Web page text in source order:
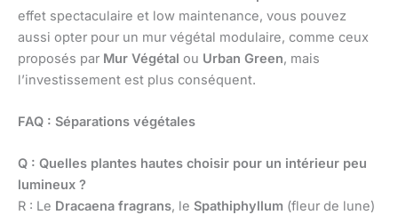
effet spectaculaire et low maintenance, vous pouvez
aussi opter pour un mur végétal modulaire, comme ceux
proposés par Mur Végétal ou Urban Green, mais
l’investissement est plus conséquent.
FAQ : Séparations végétales
Q : Quelles plantes hautes choisir pour un intérieur peu
lumineux ?
R : Le Dracaena fragrans, le Spathiphyllum (fleur de lune)